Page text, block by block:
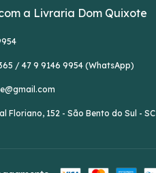
a Livraria Dom Quixote
/ 47 9 9146 9954 (WhatsApp)
Floriano, 152 - São Bento do Sul - SC